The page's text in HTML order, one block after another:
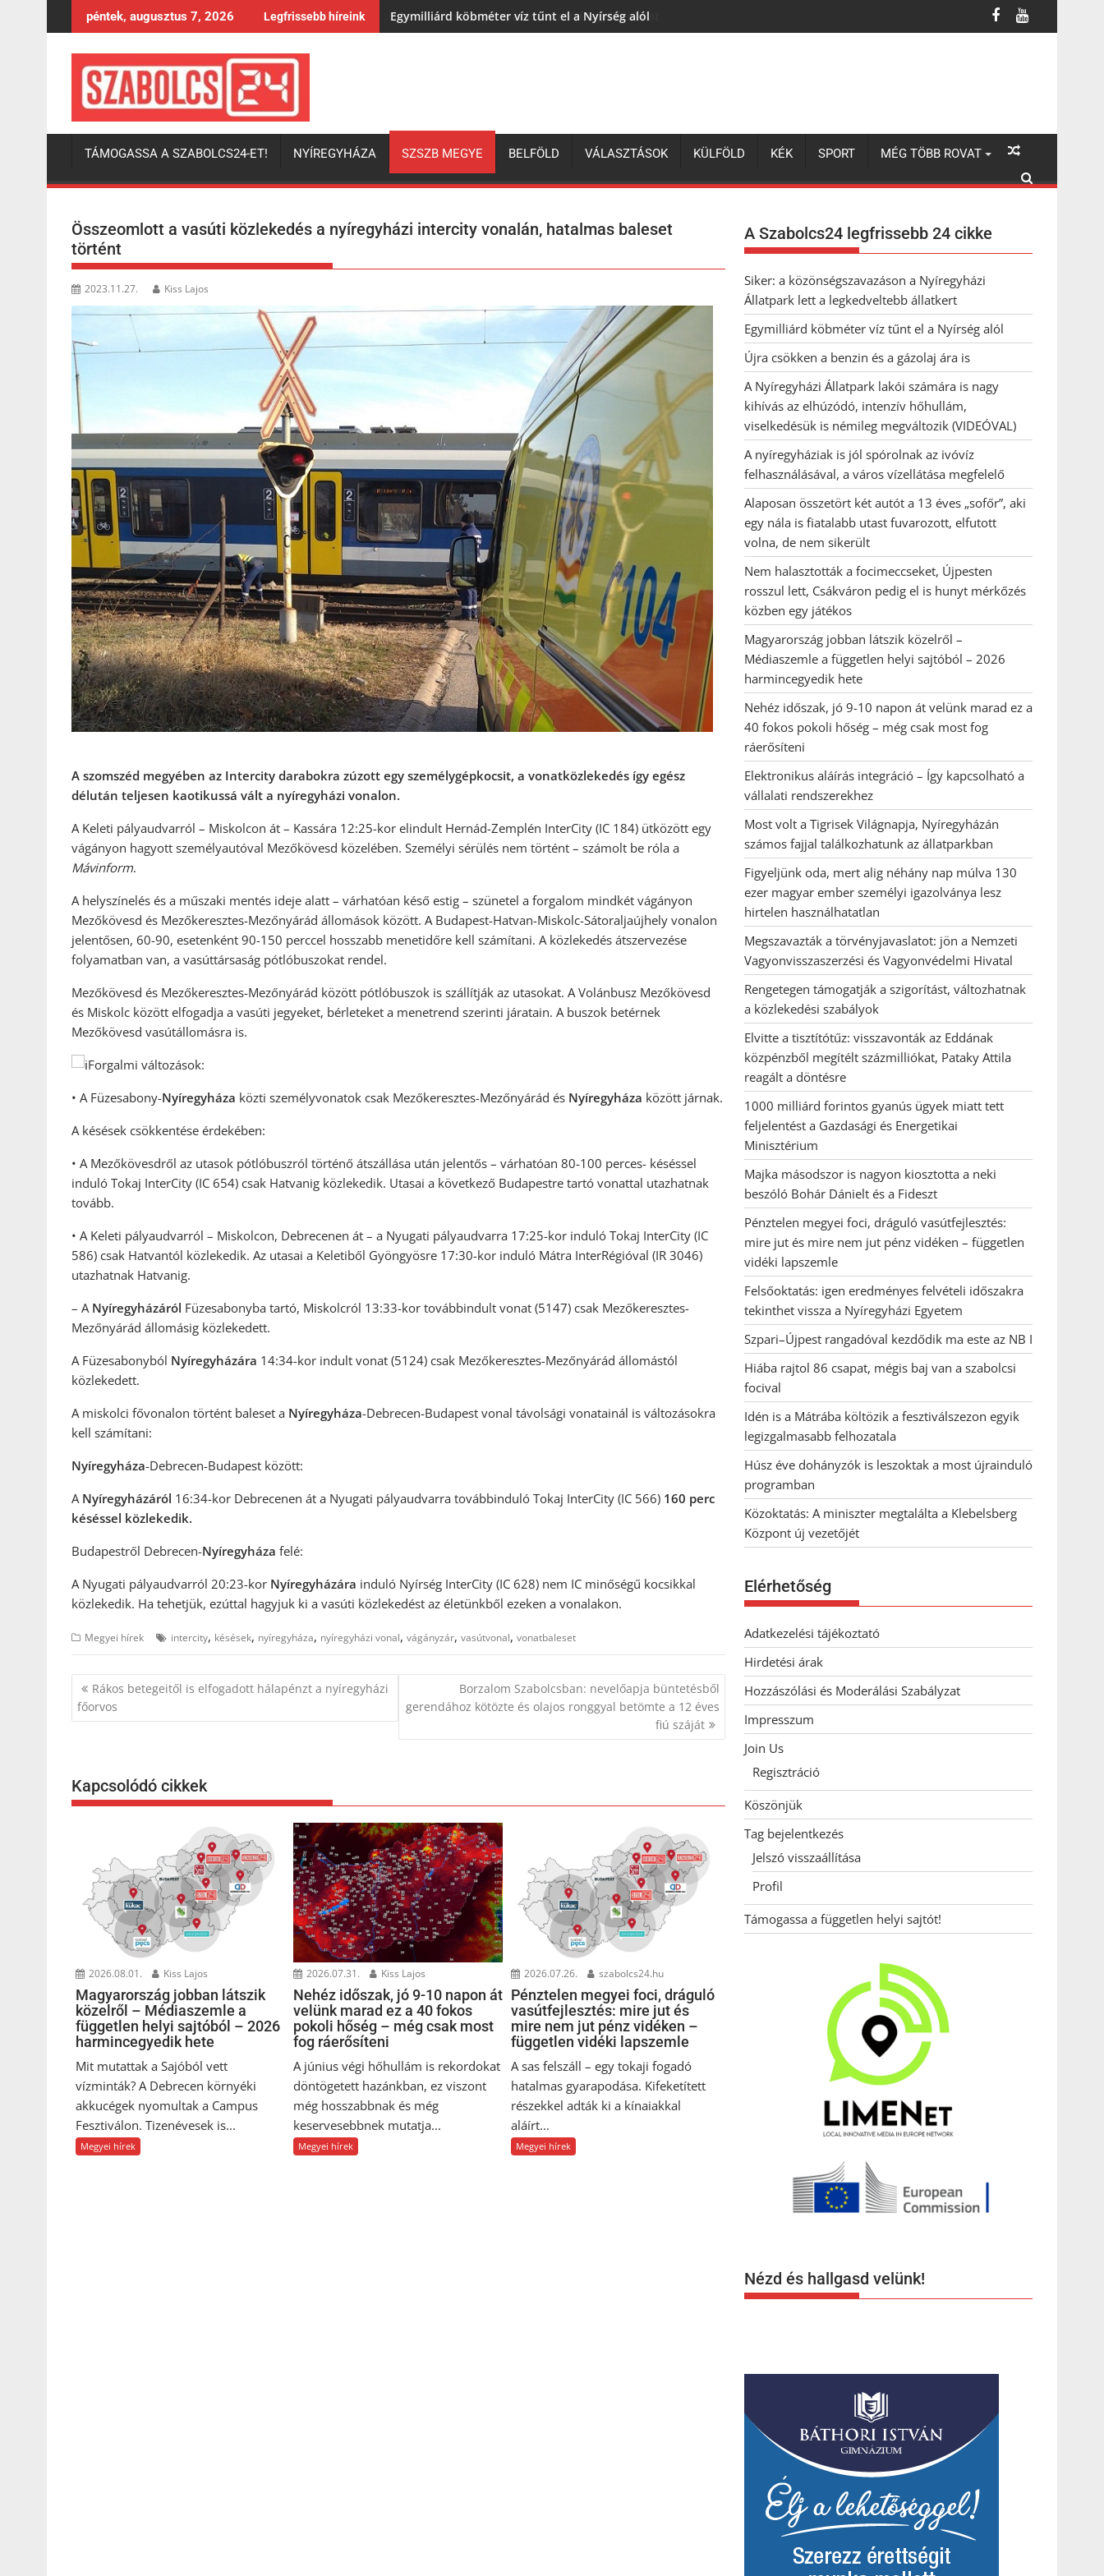
to
péntek, augusztus 7, 2026 Legfrissebb híreink Egymilliárd köbméter víz tűnt el a Nyírség alól
TÁMOGASSA A SZABOLCS24-ET! NYÍREGYHÁZA SZSZB MEGYE BELFÖLD VÁLASZTÁSOK KÜLFÖLD KÉK SPORT MÉG TÖBB ROVAT
Összeomlott a vasúti közlekedés a nyíregyházi intercity vonalán, hatalmas baleset
történt
2023.11.27. Kiss Lajos
A szomszéd megyében az Intercity darabokra zúzott egy személygépkocsit, a vonatközlekedés így egész
délután teljesen kaotikussá vált a nyíregyházi vonalon.
A Keleti pályaudvarról – Miskolcon át – Kassára 12:25-kor elindult Hernád-Zemplén InterCity (IC 184) ütközött egy
vágányon hagyott személyautóval Mezőkövesd közelében. Személyi sérülés nem történt – számolt be róla a
Mávinform.
A helyszínelés és a műszaki mentés ideje alatt – várhatóan késő estig – szünetel a forgalom mindkét vágányon
Mezőkövesd és Mezőkeresztes-Mezőnyárád állomások között. A Budapest-Hatvan-Miskolc-Sátoraljaújhely vonalon
jelentősen, 60-90, esetenként 90-150 perccel hosszabb menetidőre kell számítani. A közlekedés átszervezése
folyamatban van, a vasúttársaság pótlóbuszokat rendel.
Mezőkövesd és Mezőkeresztes-Mezőnyárád között pótlóbuszok is szállítják az utasokat. A Volánbusz Mezőkövesd
és Miskolc között elfogadja a vasúti jegyeket, bérleteket a menetrend szerinti járatain. A buszok betérnek
Mezőkövesd vasútállomásra is.
Forgalmi változások:
• A Füzesabony-Nyíregyháza közti személyvonatok csak Mezőkeresztes-Mezőnyárád és Nyíregyháza között járnak.
A késések csökkentése érdekében:
• A Mezőkövesdről az utasok pótlóbuszról történő átszállása után jelentős – várhatóan 80-100 perces- késéssel
induló Tokaj InterCity (IC 654) csak Hatvanig közlekedik. Utasai a következő Budapestre tartó vonattal utazhatnak
tovább.
• A Keleti pályaudvarról – Miskolcon, Debrecenen át – a Nyugati pályaudvarra 17:25-kor induló Tokaj InterCity (IC
586) csak Hatvantól közlekedik. Az utasai a Keletiből Gyöngyösre 17:30-kor induló Mátra InterRégióval (IR 3046)
utazhatnak Hatvanig.
– A Nyíregyházáról Füzesabonyba tartó, Miskolcról 13:33-kor továbbindult vonat (5147) csak Mezőkeresztes-
Mezőnyárád állomásig közlekedett.
A Füzesabonyból Nyíregyházára 14:34-kor indult vonat (5124) csak Mezőkeresztes-Mezőnyárád állomástól
közlekedett.
A miskolci fővonalon történt baleset a Nyíregyháza-Debrecen-Budapest vonal távolsági vonatainál is változásokra
kell számítani:
Nyíregyháza-Debrecen-Budapest között:
A Nyíregyházáról 16:34-kor Debrecenen át a Nyugati pályaudvarra továbbinduló Tokaj InterCity (IC 566) 160 perc
késéssel közlekedik.
Budapestről Debrecen-Nyíregyháza felé:
A Nyugati pályaudvarról 20:23-kor Nyíregyházára induló Nyírség InterCity (IC 628) nem IC minőségű kocsikkal
közlekedik. Ha tehetjük, ezúttal hagyjuk ki a vasúti közlekedést az életünkből ezeken a vonalakon.
Megyei hírek intercity, késések, nyíregyháza, nyíregyházi vonal, vágányzár, vasútvonal, vonatbaleset
Bejegyzés
navigáció
Rákos betegeitől is elfogadott hálapénzt a nyíregyházi
főorvos
Borzalom Szabolcsban: nevelőapja büntetésből
gerendához kötözte és olajos ronggyal betömte a 12 éves
fiú száját
Kapcsolódó cikkek
2026.08.01. Kiss Lajos
Magyarország jobban látszik
közelről – Médiaszemle a
független helyi sajtóból – 2026
harmincegyedik hete
Mit mutattak a Sajóból vett
vízminták? A Debrecen környéki
akkucégek nyomultak a Campus
Fesztiválon. Tizenévesek is...
Megyei hírek
2026.07.31. Kiss Lajos
Nehéz időszak, jó 9-10 napon át
velünk marad ez a 40 fokos
pokoli hőség – még csak most
fog ráerősíteni
A június végi hőhullám is rekordokat
döntögetett hazánkban, ez viszont
még hosszabbnak és még
keservesebbnek mutatja...
Megyei hírek
2026.07.26. szabolcs24.hu
Pénztelen megyei foci, dráguló
vasútfejlesztés: mire jut és
mire nem jut pénz vidéken –
független vidéki lapszemle
A sas felszáll – egy tokaji fogadó
hatalmas gyarapodása. Kifeketített
részekkel adták ki a kínaiakkal
aláírt...
Megyei hírek
A Szabolcs24 legfrissebb 24 cikke
Siker: a közönségszavazáson a Nyíregyházi
Állatpark lett a legkedveltebb állatkert
Egymilliárd köbméter víz tűnt el a Nyírség alól
Újra csökken a benzin és a gázolaj ára is
A Nyíregyházi Állatpark lakói számára is nagy
kihívás az elhúzódó, intenzív hőhullám,
viselkedésük is némileg megváltozik (VIDEÓVAL)
A nyíregyháziak is jól spórolnak az ivóvíz
felhasználásával, a város vízellátása megfelelő
Alaposan összetört két autót a 13 éves „sofőr”, aki
egy nála is fiatalabb utast fuvarozott, elfutott
volna, de nem sikerült
Nem halasztották a focimeccseket, Újpesten
rosszul lett, Csákváron pedig el is hunyt mérkőzés
közben egy játékos
Magyarország jobban látszik közelről –
Médiaszemle a független helyi sajtóból – 2026
harmincegyedik hete
Nehéz időszak, jó 9-10 napon át velünk marad ez a
40 fokos pokoli hőség – még csak most fog
ráerősíteni
Elektronikus aláírás integráció – Így kapcsolható a
vállalati rendszerekhez
Most volt a Tigrisek Világnapja, Nyíregyházán
számos fajjal találkozhatunk az állatparkban
Figyeljünk oda, mert alig néhány nap múlva 130
ezer magyar ember személyi igazolványa lesz
hirtelen használhatatlan
Megszavazták a törvényjavaslatot: jön a Nemzeti
Vagyonvisszaszerzési és Vagyonvédelmi Hivatal
Rengetegen támogatják a szigorítást, változhatnak
a közlekedési szabályok
Elvitte a tisztítótűz: visszavonták az Eddának
közpénzből megítélt százmilliókat, Pataky Attila
reagált a döntésre
1000 milliárd forintos gyanús ügyek miatt tett
feljelentést a Gazdasági és Energetikai
Minisztérium
Majka másodszor is nagyon kiosztotta a neki
beszóló Bohár Dánielt és a Fideszt
Pénztelen megyei foci, dráguló vasútfejlesztés:
mire jut és mire nem jut pénz vidéken – független
vidéki lapszemle
Felsőoktatás: igen eredményes felvételi időszakra
tekinthet vissza a Nyíregyházi Egyetem
Szpari–Újpest rangadóval kezdődik ma este az NB I
Hiába rajtol 86 csapat, mégis baj van a szabolcsi
focival
Idén is a Mátrába költözik a fesztiválszezon egyik
legizgalmasabb felhozatala
Húsz éve dohányzók is leszoktak a most újrainduló
programban
Közoktatás: A miniszter megtalálta a Klebelsberg
Központ új vezetőjét
Elérhetőség
Adatkezelési tájékoztató
Hirdetési árak
Hozzászólási és Moderálási Szabályzat
Impresszum
Join Us
Regisztráció
Köszönjük
Tag bejelentkezés
Jelszó visszaállítása
Profil
Támogassa a független helyi sajtót!
Nézd és hallgasd velünk!